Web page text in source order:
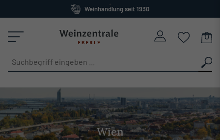
Weinhandlung seit 1930
versandkostenfrei ab 120 Euro
Wien